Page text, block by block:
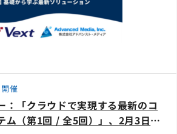
催
：「クラウドで実現する最新のコ
ム（第1回 / 全5回）」、2月3日